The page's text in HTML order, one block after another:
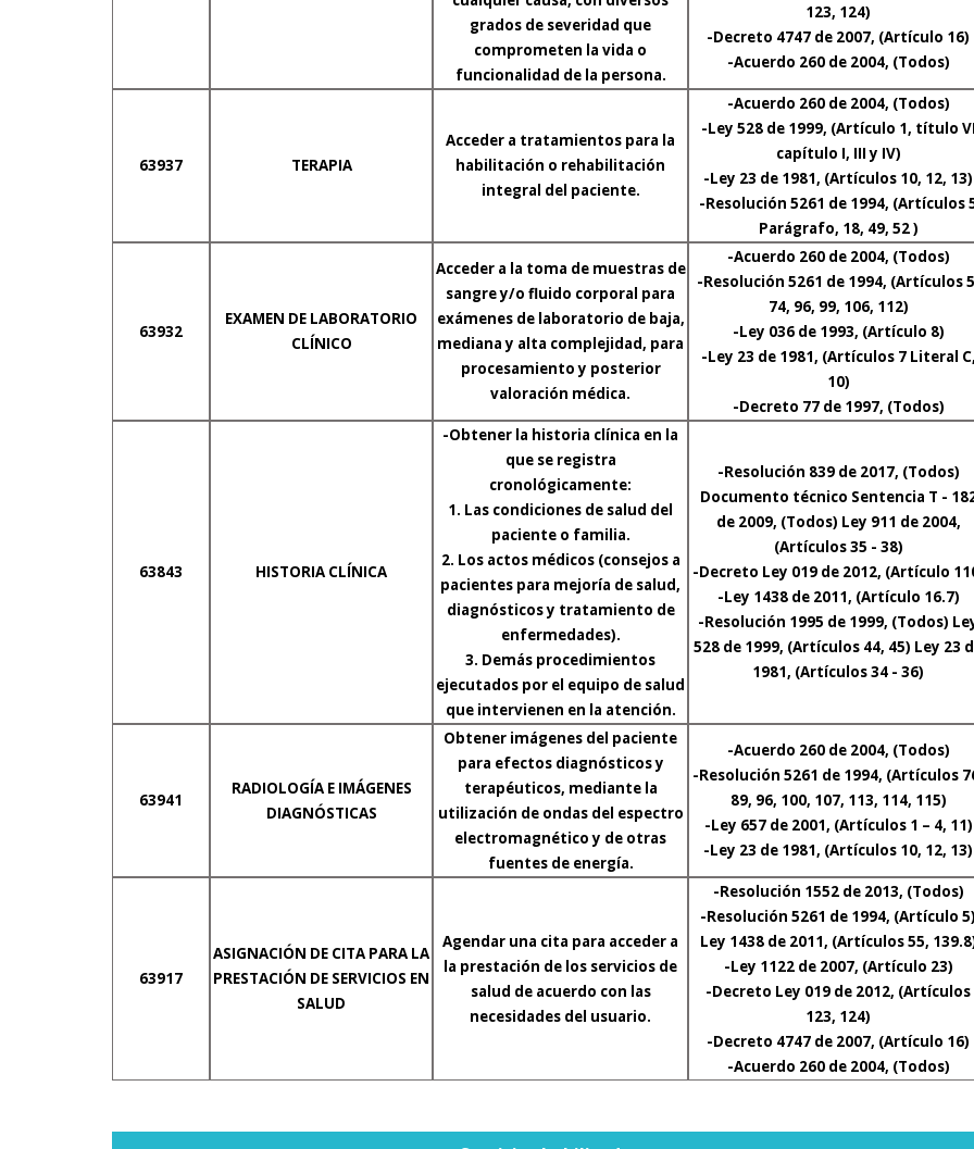
grados de severidad que
comprometen la vida o
funcionalidad de la persona.
123, 124)
-Decreto 4747 de 2007, (Artículo 16)
-Acuerdo 260 de 2004, (Todos)
63937 TERAPIA
Acceder a tratamientos para la
habilitación o rehabilitación
integral del paciente.
-Acuerdo 260 de 2004, (Todos)
-Ley 528 de 1999, (Artículo 1, título VI
capítulo I, III y IV)
-Ley 23 de 1981, (Artículos 10, 12, 13)
-Resolución 5261 de 1994, (Artículos
Parágrafo, 18, 49, 52 )
63932
EXAMEN DE LABORATORIO
CLÍNICO
Acceder a la toma de muestras de
sangre y/o fluido corporal para
exámenes de laboratorio de baja,
mediana y alta complejidad, para
procesamiento y posterior
valoración médica.
-Acuerdo 260 de 2004, (Todos)
-Resolución 5261 de 1994, (Artículos
74, 96, 99, 106, 112)
-Ley 036 de 1993, (Artículo 8)
-Ley 23 de 1981, (Artículos 7 Literal C,
10)
-Decreto 77 de 1997, (Todos)
63843 HISTORIA CLÍNICA
-Obtener la historia clínica en la
que se registra
cronológicamente:
1. Las condiciones de salud del
paciente o familia.
2. Los actos médicos (consejos a
pacientes para mejoría de salud,
diagnósticos y tratamiento de
enfermedades).
3. Demás procedimientos
ejecutados por el equipo de salud
que intervienen en la atención.
-Resolución 839 de 2017, (Todos)
Documento técnico Sentencia T -
de 2009, (Todos) Ley 911 de 2004,
(Artículos 35 - 38)
-Decreto Ley 019 de 2012, (Artículo
-Ley 1438 de 2011, (Artículo 16.7)
-Resolución 1995 de 1999, (Todos)
528 de 1999, (Artículos 44, 45) Ley 23
1981, (Artículos 34 - 36)
63941
RADIOLOGÍA E IMÁGENES
DIAGNÓSTICAS
Obtener imágenes del paciente
para efectos diagnósticos y
terapéuticos, mediante la
utilización de ondas del espectro
electromagnético y de otras
fuentes de energía.
-Acuerdo 260 de 2004, (Todos)
-Resolución 5261 de 1994, (Artículos
89, 96, 100, 107, 113, 114, 115)
-Ley 657 de 2001, (Artículos 1 – 4, 11)
-Ley 23 de 1981, (Artículos 10, 12, 13)
63917
ASIGNACIÓN DE CITA PARA LA
PRESTACIÓN DE SERVICIOS EN
SALUD
Agendar una cita para acceder a
la prestación de los servicios de
salud de acuerdo con las
necesidades del usuario.
-Resolución 1552 de 2013, (Todos)
-Resolución 5261 de 1994, (Artículo 5)
Ley 1438 de 2011, (Artículos 55,
-Ley 1122 de 2007, (Artículo 23)
-Decreto Ley 019 de 2012, (Artículos
123, 124)
-Decreto 4747 de 2007, (Artículo 16)
-Acuerdo 260 de 2004, (Todos)